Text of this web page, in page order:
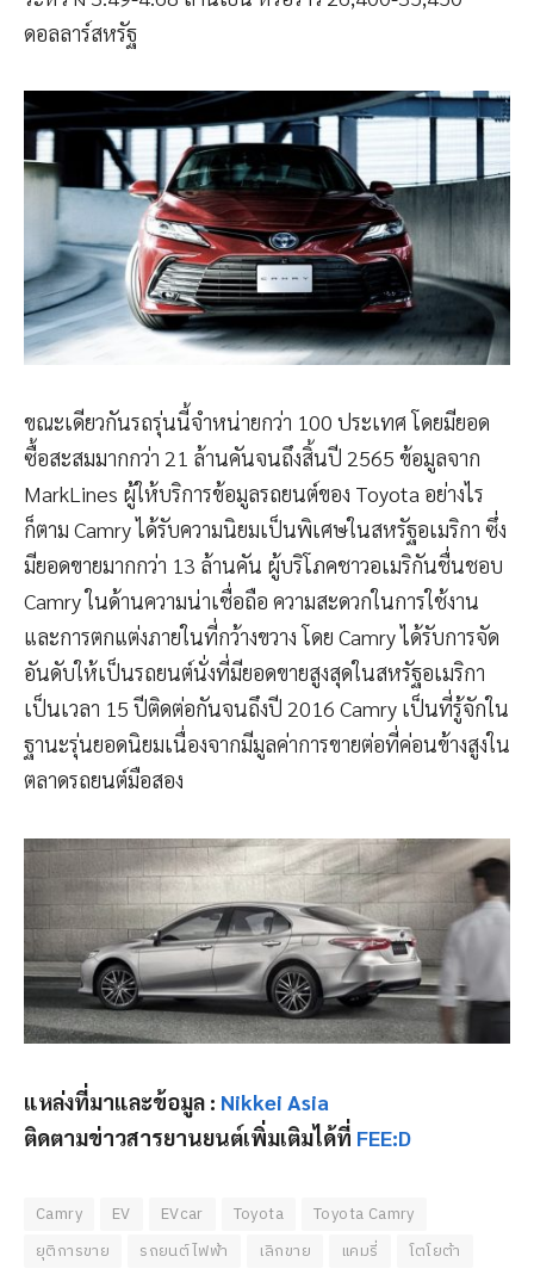
ดอลลาร์สหรัฐ
ขณะเดียวกันรถรุ่นนี้จำหน่ายกว่า 100 ประเทศ โดยมียอด
ซื้อสะสมมากกว่า 21 ล้านคันจนถึงสิ้นปี 2565 ข้อมูลจาก
MarkLines ผู้ให้บริการข้อมูลรถยนต์ของ Toyota อย่างไร
ก็ตาม Camry ได้รับความนิยมเป็นพิเศษในสหรัฐอเมริกา ซึ่ง
มียอดขายมากกว่า 13 ล้านคัน ผู้บริโภคชาวอเมริกันชื่นชอบ
Camry ในด้านความน่าเชื่อถือ ความสะดวกในการใช้งาน
และการตกแต่งภายในที่กว้างขวาง โดย Camry ได้รับการจัด
อันดับให้เป็นรถยนต์นั่งที่มียอดขายสูงสุดในสหรัฐอเมริกา
เป็นเวลา 15 ปีติดต่อกันจนถึงปี 2016 Camry เป็นที่รู้จักใน
ฐานะรุ่นยอดนิยมเนื่องจากมีมูลค่าการขายต่อที่ค่อนข้างสูงใน
ตลาดรถยนต์มือสอง
แหล่งที่มาและข้อมูล : Nikkei Asia
ติดตามข่าวสารยานยนต์เพิ่มเติมได้ที่ FEE:D
Camry EV EVcar Toyota
Toyota Camry
ยุติการขาย
รถยนต์ไฟฟ้า เลิกขาย แคมรี่ โตโยต้า